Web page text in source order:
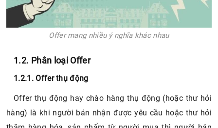
Offer mang nhiều ý nghĩa khác nhau
1.2. Phân loại Offer
1.2.1. Offer thụ động
Offer thụ động hay chào hàng thụ động (hoặc thư hỏi
hàng) là khi người bán nhận được yêu cầu hoặc thư hỏi